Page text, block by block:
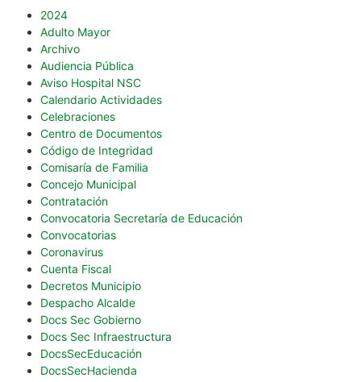
2024
Adulto Mayor
Archivo
Audiencia Pública
Aviso Hospital NSC
Calendario Actividades
Celebraciones
Centro de Documentos
Código de Integridad
Comisaría de Familia
Concejo Municipal
Contratación
Convocatoria Secretaría de Educación
Convocatorias
Coronavirus
Cuenta Fiscal
Decretos Municipio
Despacho Alcalde
Docs Sec Gobierno
Docs Sec Infraestructura
DocsSecEducación
DocsSecHacienda